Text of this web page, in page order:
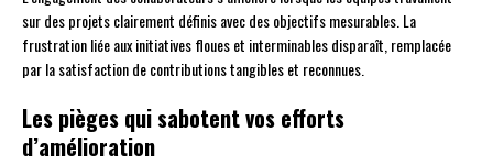
sur des projets clairement définis avec des objectifs mesurables. La
frustration liée aux initiatives floues et interminables disparaît, remplacée
par la satisfaction de contributions tangibles et reconnues.
Les pièges qui sabotent vos efforts
d’amélioration